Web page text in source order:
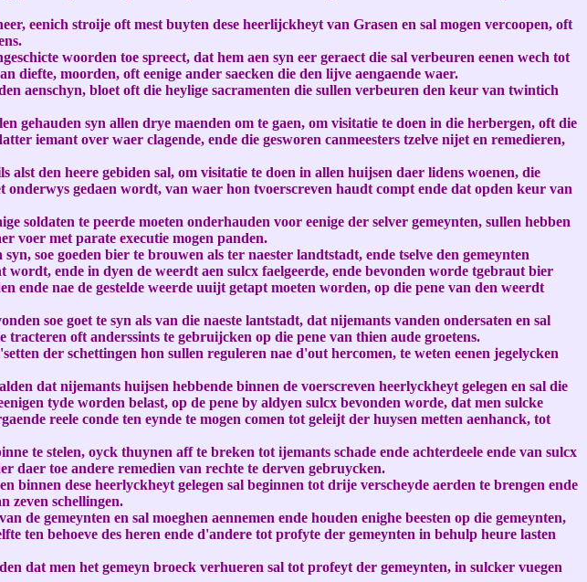
eenich stroije oft mest buyten dese heerlijckheyt van Grasen en sal mogen vercoopen, oft
woorden toe spreect, dat hem aen syn eer geraect die sal verbeuren eenen wech tot
diefte, moorden, oft eenige ander saecken die den lijve aengaende waer.
aenschyn, bloet oft die heylige sacramenten die sullen verbeuren den keur van twintich
gehauden syn allen drye maenden om te gaen, om visitatie te doen in die herbergen, oft die
iemant over waer clagende, ende die gesworen canmeesters tzelve nijet en remedieren,
den heere gebiden sal, om visitatie te doen in allen huijsen daer lidens woenen, die
gedaen wordt, van waer hon tvoerscreven haudt compt ende dat opden keur van
soldaten te peerde moeten onderhauden voor eenige der selver gemeynten, sullen hebben
voer met parate executie mogen panden.
soe goeden bier te brouwen als ter naester landtstadt, ende tselve den gemeynten
ende in dyen de weerdt aen sulcx faelgeerde, ende bevonden worde tgebraut bier
ende nae de gestelde weerde uuijt getapt moeten worden, op die pene van den weerdt
soe goet te syn als van die naeste lantstadt, dat nijemants vanden ondersaten en sal
oft anderssints te gebruijcken op die pene van thien aude groetens.
der schettingen hon sullen reguleren nae d'out hercomen, te weten eenen jegelycken
dat nijemants huijsen hebbende binnen de voerscreven heerlyckheyt gelegen en sal die
tyde worden belast, op de pene by aldyen sulcx bevonden worde, dat men sulcke
reele conde ten eynde te mogen comen tot geleijt der huysen metten aenhanck, tot
te stelen, oyck thuynen aff te breken tot ijemants schade ende achterdeele ende van sulcx
daer toe andere remedien van rechte te derven gebruycken.
dese heerlyckheyt gelegen sal beginnen tot drije verscheyde aerden te brengen ende
zeven schellingen.
gemeynten en sal moeghen aennemen ende houden enighe beesten op die gemeynten,
ten behoeve des heren ende d'andere tot profyte der gemeynten in behulp heure lasten
dat men het gemeyn broeck verhueren sal tot profeyt der gemeynten, in sulcker vuegen